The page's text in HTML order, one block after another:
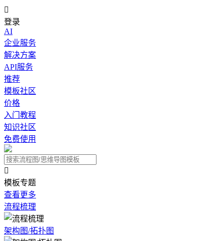

登录
AI
企业服务
解决方案
API服务
推荐
模板社区
价格
入门教程
知识社区
免费使用

模板专题
查看更多
流程梳理
架构图/拓扑图